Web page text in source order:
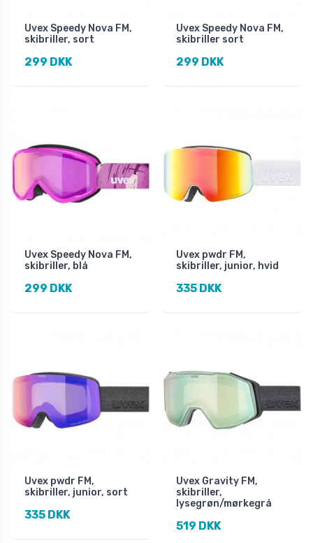
Uvex Speedy Nova FM,
skibriller, sort
299 DKK
Uvex Speedy Nova FM,
skibriller sort
299 DKK
Uvex Speedy Nova FM,
skibriller, blå
299 DKK
Uvex pwdr FM,
skibriller, junior, hvid
335 DKK
Uvex pwdr FM,
skibriller, junior, sort
335 DKK
Uvex Gravity FM,
skibriller,
lysegrøn/mørkegrå
519 DKK